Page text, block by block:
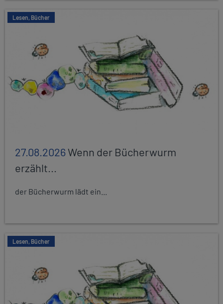
Lesen, Bücher
27.08.2026Wenn der Bücherwurm
erzählt...
der Bücherwurm lädt ein...
Lesen, Bücher